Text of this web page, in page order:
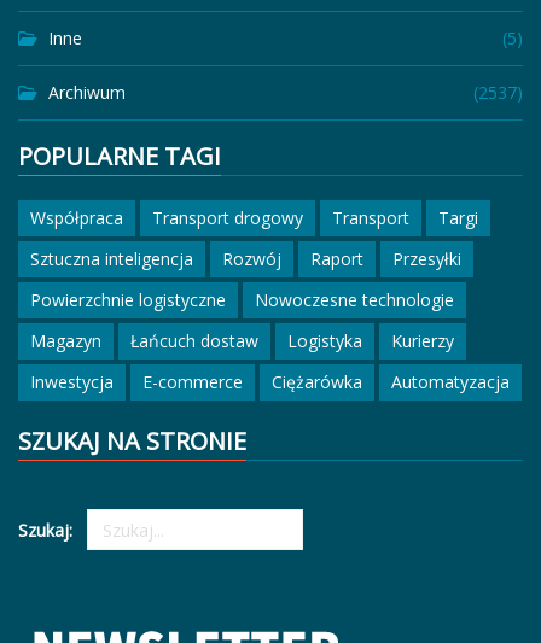
Inne (5)
Archiwum (2537)
POPULARNE TAGI
Współpraca Transport drogowy Transport
Targi
Sztuczna inteligencja
Rozwój Raport
Przesyłki
Powierzchnie logistyczne
Nowoczesne technologie
Magazyn
Łańcuch dostaw Logistyka
Kurierzy
Inwestycja
E-commerce Ciężarówka Automatyzacja
SZUKAJ NA STRONIE
Szukaj: